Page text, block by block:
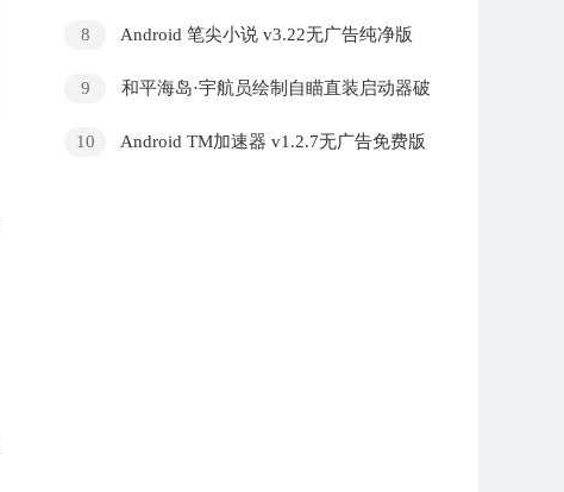
8
Android 笔尖小说 v3.22无广告纯净版
9
和平海岛·宇航员绘制自瞄直装启动器破
10
Android TM加速器 v1.2.7无广告免费版